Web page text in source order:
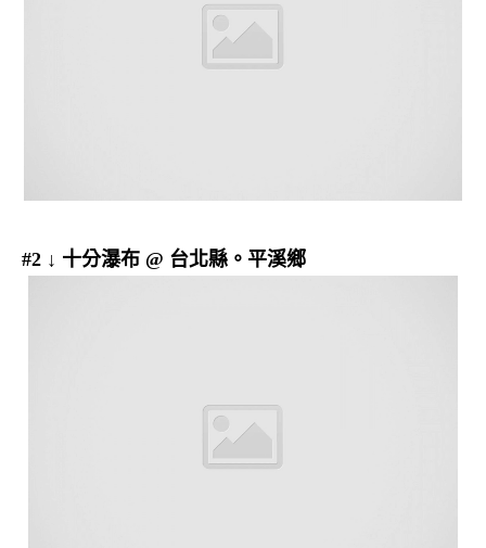
#2 ↓ 十分瀑布 @ 台北縣。平溪鄉